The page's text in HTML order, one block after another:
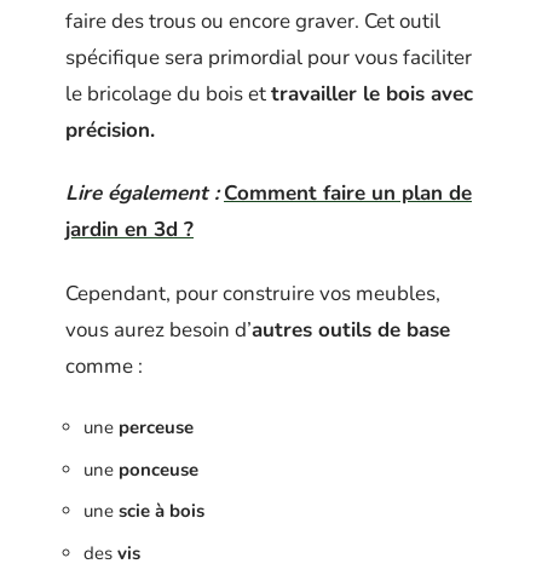
faire des trous ou encore graver. Cet outil
spécifique sera primordial pour vous faciliter
le bricolage du bois ettravailler le bois avec
précision.
Lire également : Comment faire un plan de
jardin en 3d ?
Cependant, pour construire vos meubles,
vous aurez besoin d’autres outils de base
comme :
une perceuse
une ponceuse
une scie à bois
des vis